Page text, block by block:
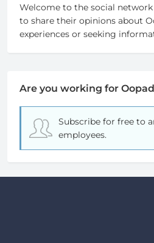
Welcome to the social
to share their opinions about
experiences or seeking
Are you working for
Subscribe for freeto
employees.